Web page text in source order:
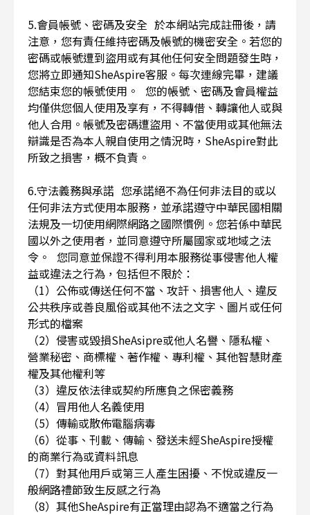
5.會員帳號、密碼及安全 於本網站完成註冊後，請
注意，您有責任維持密碼及帳號的機密安全。若您的
密碼或帳號遭到盜用或有其他任何安全問題發生時，
您將立即通知SheAspire客服。每次連線完畢，建議
您結束您的帳號使用。 您的帳號、密碼及會員權益
均僅供您個人使用及享有，不得轉借、轉讓他人或與
他人合用。帳號及密碼遭盜用、不當使用或其他無法
辯識是否為本人親自使用之情況時，SheAspire對此
所致之損害，概不負責。
6.守法義務與承諾 您承諾絕不為任何非法目的或以
任何非法方式使用本服務，並承諾遵守中華民國相關
法規及一切使用網際網路之國際慣例。您若係中華民
國以外之使用者，並同意遵守所屬國家或地域之法
令。 您同意並保證不得利用本服務從事侵害他人權
益或違法之行為，包括但不限於：
（1）公佈或傳送任何不當、攻訐、損害他人、違反
公共秩序或善良風俗或其他不法之文字、圖片或任何
形式的檔案
（2）侵害或毀損SheAsipre或他人名譽、隱私權、
營業秘密、商標權、著作權、專利權、其他智慧財產
權及其他權利等
（3）違反依法律或契約所應負之保密義務
（4）冒用他人名義使用
（5）傳輸或散佈電腦病毒
（6）從事、刊載、傳輸、發送未經SheAspire授權
的商業行為或資料訊息
（7）對其他用戶或第三人產生困擾、不悅或違反一
般網路禮節致生反感之行為
（8）其他SheAspire有正當理由認為不適當之行為